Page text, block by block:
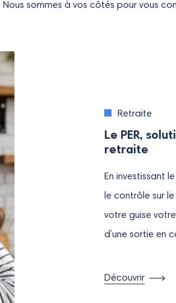
Nous sommes à vos côtés pour vous
Retraite
Le PER,
retraite
En investissant
le contrôle sur
votre guise
d’une sortie en
Découvrir